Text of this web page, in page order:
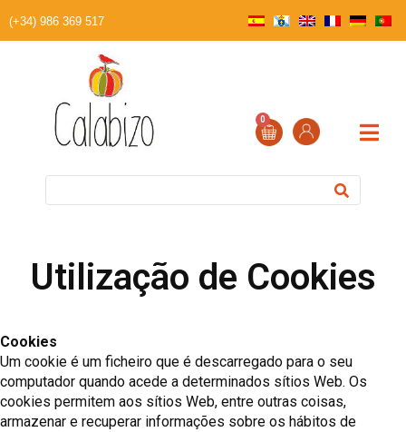
(+34) 986 369 517
0
Utilização de Cookies
Cookies
Um cookie é um ficheiro que é descarregado para o seu
computador quando acede a determinados sítios Web. Os
cookies permitem aos sítios Web, entre outras coisas,
armazenar e recuperar informações sobre os hábitos de